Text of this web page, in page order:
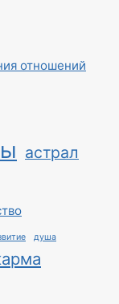
отношений
астрал
душа